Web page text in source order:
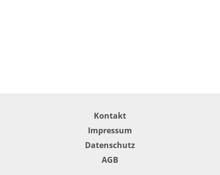
Kontakt
Impressum
Datenschutz
AGB